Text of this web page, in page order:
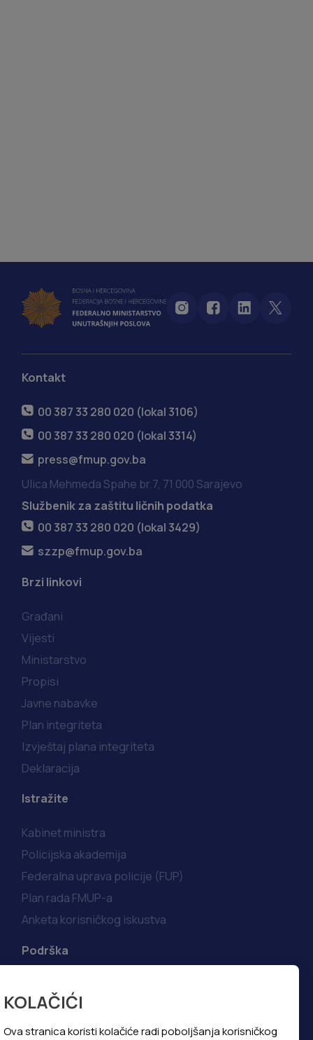
KOLAČIĆI
Ova stranica koristi kolačiće radi poboljšanja korisničkog
Kontakt
00 387 33 280 020 (lokal 3106)
00 387 33 280 020 (lokal 3314)
press@fmup.gov.ba
Ulica Mehmeda Spahe br.7, 71 000 Sarajevo
Službenik za zaštitu ličnih podatka
00 387 33 280 020 (lokal 3429)
szzp@fmup.gov.ba
Brzi linkovi
Građani
Vijesti
Ministarstvo
Propisi
Javne nabavke
Plan integriteta
Izvještaj plana integriteta
Deklaracija
Istražite
Kabinet ministra
Policijska akademija
Federalna uprava policije (FUP)
Plan rada FMUP-a
Anketa korisničkog iskustva
Podrška
Kako do informacija
Najčešća pitanja i odgovori